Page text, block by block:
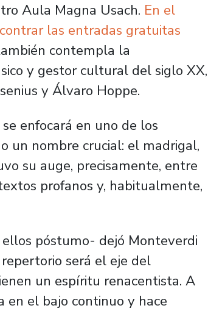
Aula Magna Usach. En el
las entradas gratuitas
contempla la
y gestor cultural del siglo XX,
y Álvaro Hoppe.
enfocará en uno de los
un nombre crucial: el madrigal,
su auge, precisamente, entre
profanos y, habitualmente,
póstumo- dejó Monteverdi
será el eje del
un espíritu renacentista. A
en el bajo continuo y hace